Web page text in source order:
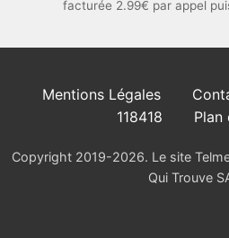
facturée 2.99€ par appel
Mentions Légales
118418
Plan
Copyright 2019-2026. Le site
Qui Trouve